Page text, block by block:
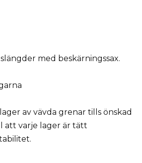
med beskärningssax.
av vävda grenar tills önskad
att varje lager är tätt